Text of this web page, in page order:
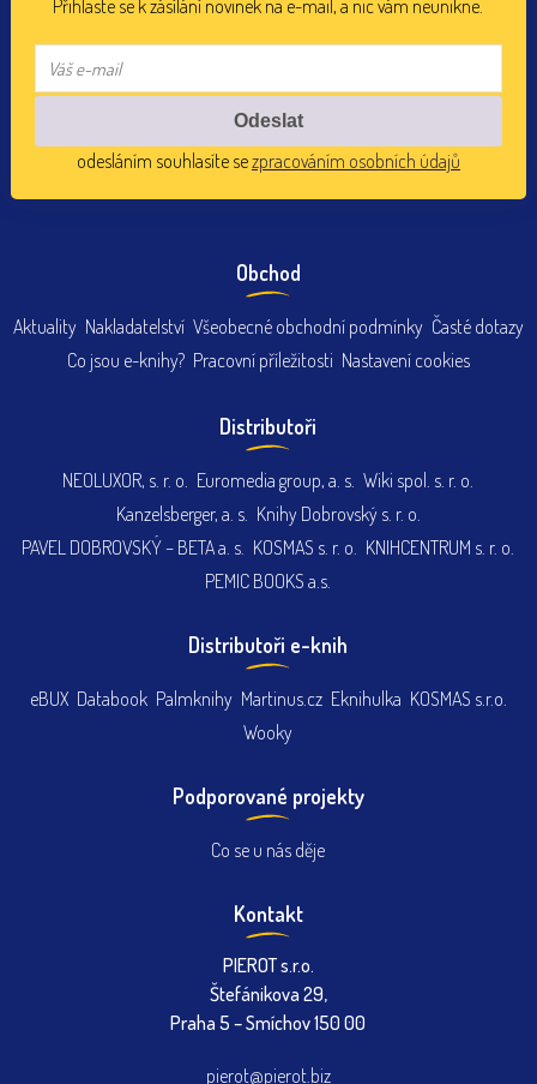
Přihlaste se k zásílání novinek na e-mail, a nic vám neunikne.
odesláním souhlasíte sezpracováním osobních údajů
Obchod
Aktuality Nakladatelství Všeobecné obchodní podmínky Časté dotazy
Co jsou e-knihy? Pracovní příležitosti Nastavení cookies
Distributoři
NEOLUXOR, s. r. o. Euromedia group, a. s. Wiki spol. s. r. o.
Kanzelsberger, a. s. Knihy Dobrovský s. r. o.
PAVEL DOBROVSKÝ – BETA a. s. KOSMAS s. r. o. KNIHCENTRUM s. r. o.
PEMIC BOOKS a.s.
Distributoři e-knih
eBUX Databook Palmknihy Martinus.cz Eknihulka KOSMAS s.r.o.
Wooky
Podporované projekty
Co se u nás děje
Kontakt
PIEROT s.r.o.
Štefánikova 29,
Praha 5 – Smíchov 150 00
pierot@pierot.biz